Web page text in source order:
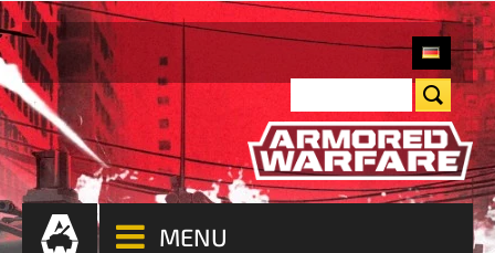
MENU